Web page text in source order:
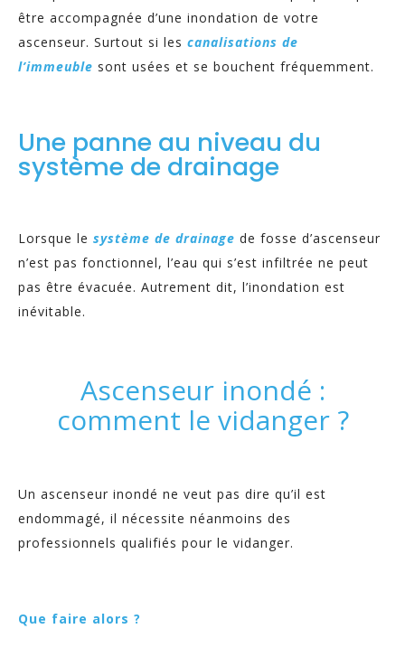
être accompagnée d’une inondation de votre
ascenseur. Surtout si les canalisations de
l’immeuble sont usées et se bouchent fréquemment.
Une panne au niveau du
système de drainage
Lorsque le système de drainage de fosse d’ascenseur
n’est pas fonctionnel, l’eau qui s’est infiltrée ne peut
pas être évacuée. Autrement dit, l’inondation est
inévitable.
Ascenseur inondé :
comment le vidanger ?
Un ascenseur inondé ne veut pas dire qu’il est
endommagé, il nécessite néanmoins des
professionnels qualifiés pour le vidanger.
Que faire alors ?